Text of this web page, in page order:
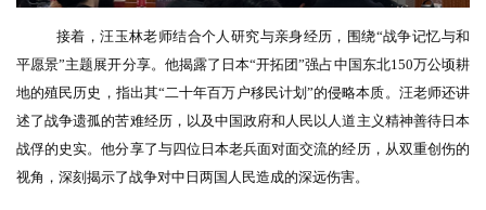
接着，汪玉林老师结合个人研究与亲身经历，围绕“战争记忆与和
平愿景”主题展开分享。他揭露了日本“开拓团”强占中国东北150万公顷耕
地的殖民历史，指出其“二十年百万户移民计划”的侵略本质。汪老师还讲
述了战争遗孤的苦难经历，以及中国政府和人民以人道主义精神善待日本
战俘的史实。他分享了与四位日本老兵面对面交流的经历，从双重创伤的
视角，深刻揭示了战争对中日两国人民造成的深远伤害。